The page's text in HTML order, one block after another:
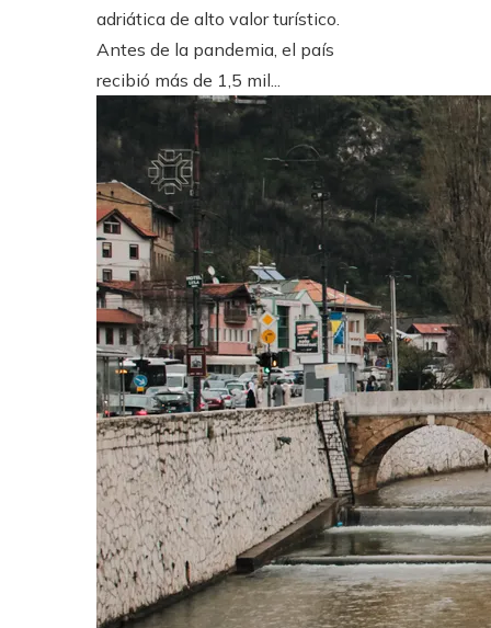
adriática de alto valor turístico.
Antes de la pandemia, el país
recibió más de 1,5 mil...